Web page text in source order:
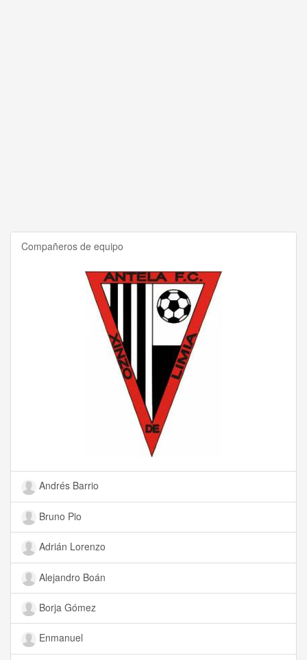
Compañeros de equipo
Andrés Barrio
Bruno Pio
Adrián Lorenzo
Alejandro Boán
Borja Gómez
Enmanuel